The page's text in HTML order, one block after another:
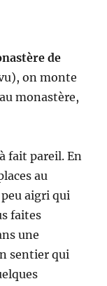
de
on monte
monastère,
fait pareil. En
au
aigri qui
faites
une
sentier qui